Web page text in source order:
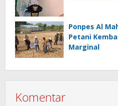
Ponpes Al
Petani
Marginal
Komentar